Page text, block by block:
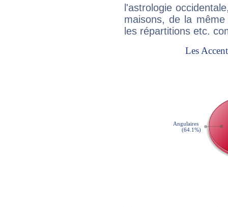
l'astrologie
maisons, de la
les répartitions etc.